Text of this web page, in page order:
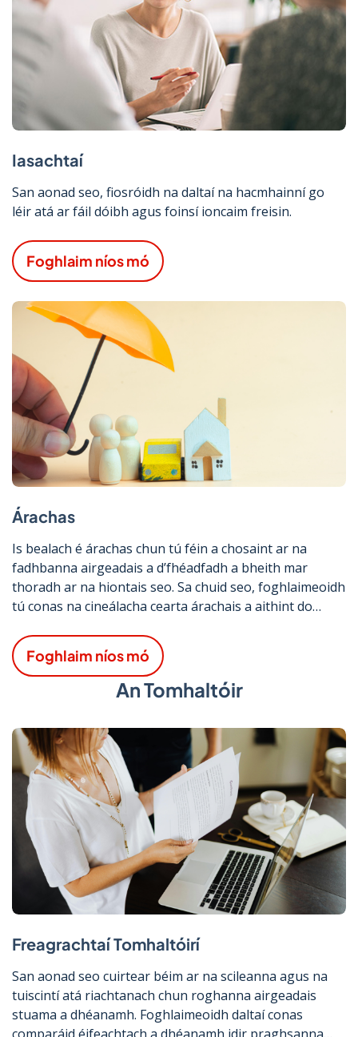
Iasachtaí
San aonad seo, fiosróidh na daltaí na hacmhainní go
léir atá ar fáil dóibh agus foinsí ioncaim freisin.
Foghlaim níos mó
Árachas
Is bealach é árachas chun tú féin a chosaint ar na
fadhbanna airgeadais a d’fhéadfadh a bheith mar
thoradh ar na hiontais seo. Sa chuid seo, foghlaimeoidh
tú conas na cineálacha cearta árachais a aithint do
Foghlaim níos mó
An Tomhaltóir
Freagrachtaí Tomhaltóirí
San aonad seo cuirtear béim ar na scileanna agus na
tuiscintí atá riachtanach chun roghanna airgeadais
stuama a dhéanamh. Foghlaimeoidh daltaí conas